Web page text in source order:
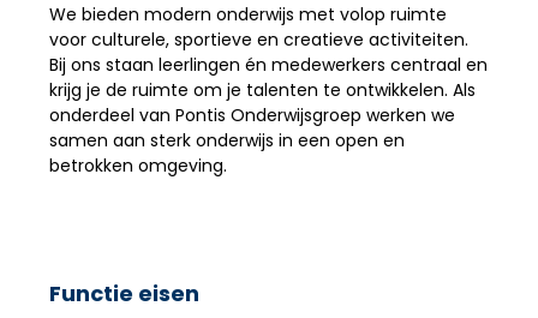
We bieden modern onderwijs met volop ruimte
voor culturele, sportieve en creatieve activiteiten.
Bij ons staan leerlingen én medewerkers centraal en
krijg je de ruimte om je talenten te ontwikkelen. Als
onderdeel van Pontis Onderwijsgroep werken we
samen aan sterk onderwijs in een open en
betrokken omgeving.
Functie eisen